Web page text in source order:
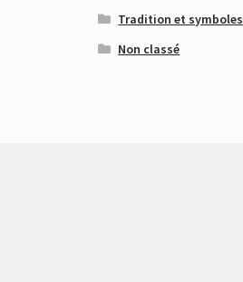
Tradition et symboles
Non classé